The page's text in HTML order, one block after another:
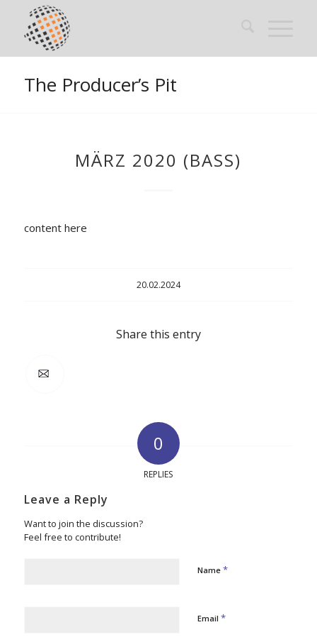
The Producer’s Pit
MÄRZ 2020 (BASS)
content here
20.02.2024
Share this entry
0
REPLIES
Leave a Reply
Want to join the discussion?
Feel free to contribute!
Name *
Email *